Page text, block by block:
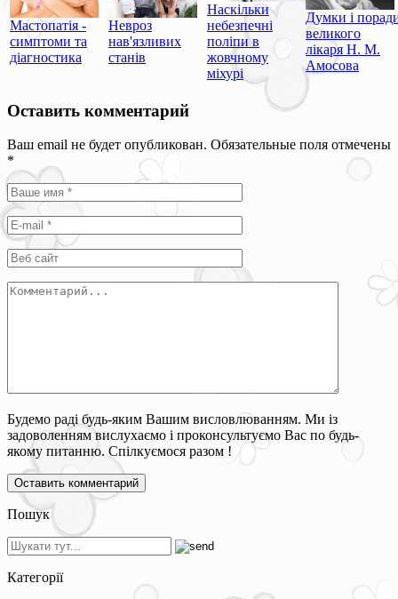
Мастопатія -
симптоми та
діагностика
Невроз
нав'язливих
станів
Наскільки
небезпечні
поліпи в
жовчному
міхурі
Думки і
великого
лікаря Н. М.
Амосова
Оставить комментарий
Ваш email не будет опубликован. Обязательные поля отмечены
*
Будемо раді будь-яким Вашим висловлюванням. Ми із
задоволенням вислухаємо і проконсультуємо Вас по будь-
якому питанню. Спілкуємося разом !
Пошук
Категорії